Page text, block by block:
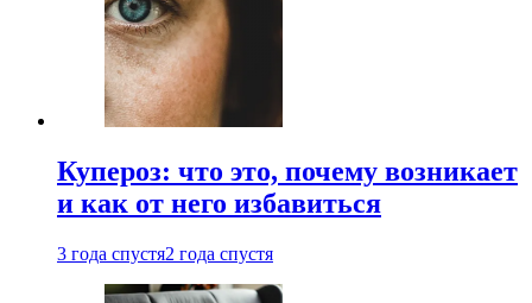
Купероз: что это, почему возникает
и как от него избавиться
3 года спустя2 года спустя